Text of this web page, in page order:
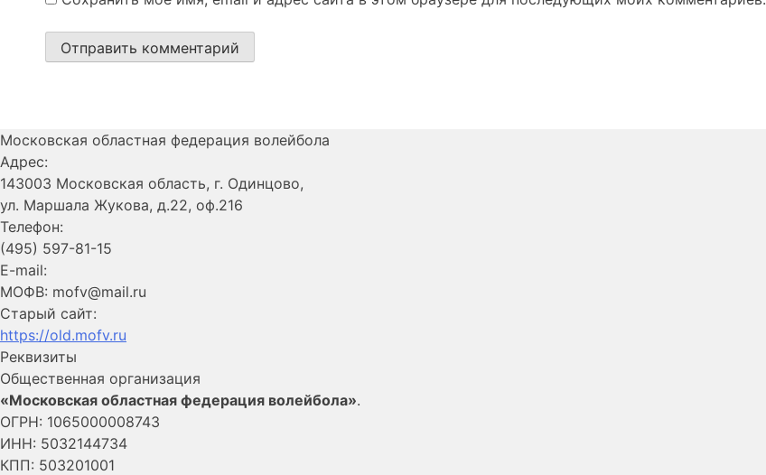
Московская областная федерация волейбола
Адрес:
143003 Московская область, г. Одинцово,
ул. Маршала Жукова, д.22, оф.216
Телефон:
(495) 597-81-15
E-mail:
МОФВ: mofv@mail.ru
Старый сайт:
https://old.mofv.ru
Реквизиты
Общественная организация
«Московская областная федерация волейбола».
ОГРН: 1065000008743
ИНН: 5032144734
КПП: 503201001